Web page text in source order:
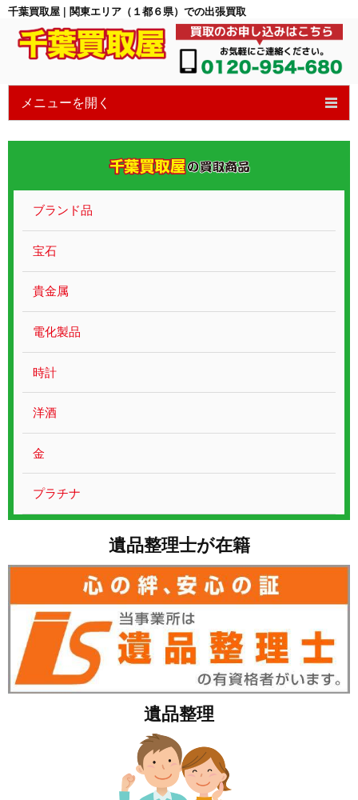
千葉買取屋 | 関東エリア（１都６県）での出張買取
メニューを開く
買取の流れ
買取ブログ
貴金属ブランド
遺品整理
お問い合わせ
ブランド品
宝石
貴金属
電化製品
時計
洋酒
金
プラチナ
遺品整理士が在籍
遺品整理